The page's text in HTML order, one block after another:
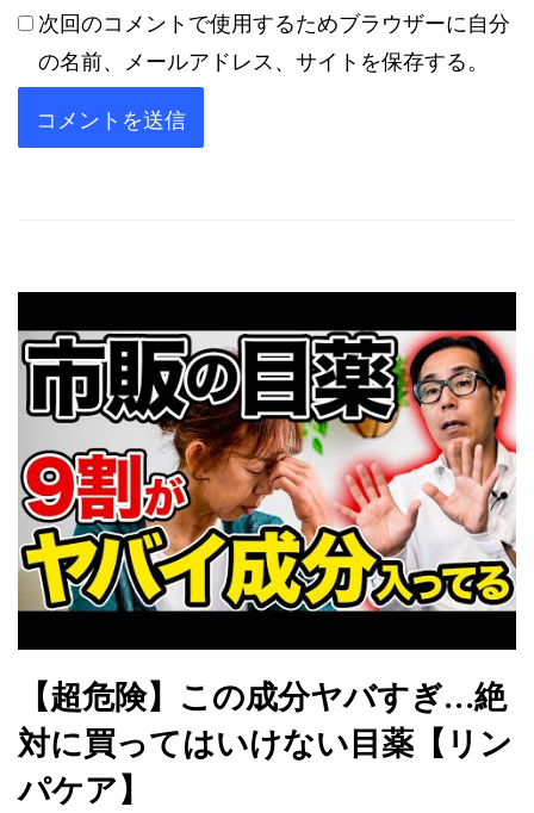
次回のコメントで使用するためブラウザーに自分
の名前、メールアドレス、サイトを保存する。
【超危険】この成分ヤバすぎ…絶
対に買ってはいけない目薬【リン
パケア】